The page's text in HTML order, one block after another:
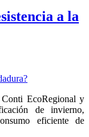
a la
EcoRegional y
de invierno,
eficiente de